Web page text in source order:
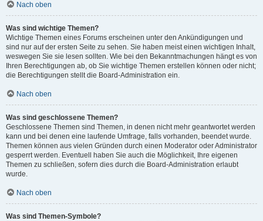
Nach oben
Was sind wichtige Themen?
Wichtige Themen eines Forums erscheinen unter den Ankündigungen und
sind nur auf der ersten Seite zu sehen. Sie haben meist einen wichtigen Inhalt,
weswegen Sie sie lesen sollten. Wie bei den Bekanntmachungen hängt es von
Ihren Berechtigungen ab, ob Sie wichtige Themen erstellen können oder nicht;
die Berechtigungen stellt die Board-Administration ein.
Nach oben
Was sind geschlossene Themen?
Geschlossene Themen sind Themen, in denen nicht mehr geantwortet werden
kann und bei denen eine laufende Umfrage, falls vorhanden, beendet wurde.
Themen können aus vielen Gründen durch einen Moderator oder Administrator
gesperrt werden. Eventuell haben Sie auch die Möglichkeit, Ihre eigenen
Themen zu schließen, sofern dies durch die Board-Administration erlaubt
wurde.
Nach oben
Was sind Themen-Symbole?